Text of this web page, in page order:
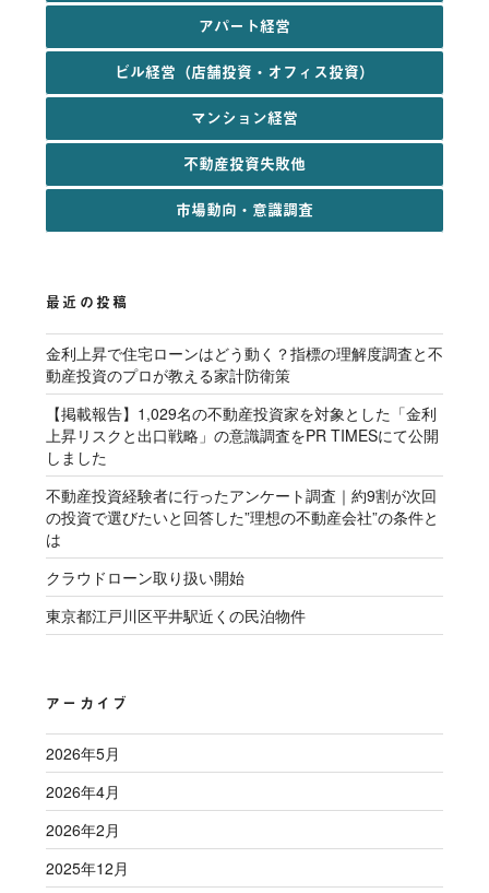
アパート経営
ビル経営（店舗投資・オフィス投資）
マンション経営
不動産投資失敗他
市場動向・意識調査
最近の投稿
金利上昇で住宅ローンはどう動く？指標の理解度調査と不
動産投資のプロが教える家計防衛策
【掲載報告】1,029名の不動産投資家を対象とした「金利
上昇リスクと出口戦略」の意識調査をPR TIMESにて公開
しました
不動産投資経験者に行ったアンケート調査｜約9割が次回
の投資で選びたいと回答した”理想の不動産会社”の条件と
は
クラウドローン取り扱い開始
東京都江戸川区平井駅近くの民泊物件
アーカイブ
2026年5月
2026年4月
2026年2月
2025年12月